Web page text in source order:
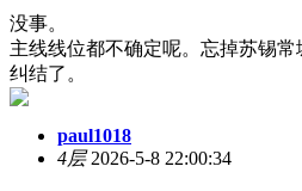
没事。
主线线位都不确定呢。忘掉苏锡
纠结了。
paul1018
4层2026-5-8 22:00:34